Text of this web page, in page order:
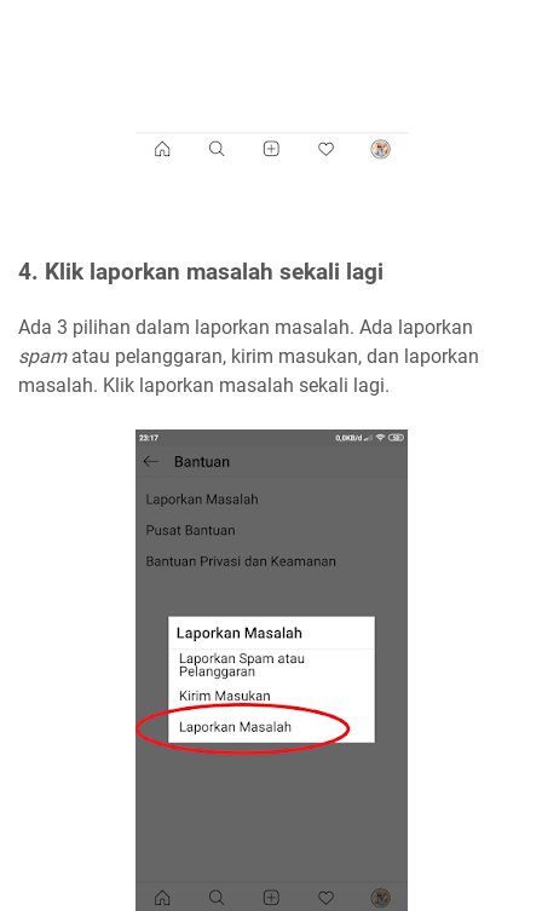
4. Klik laporkan masalah sekali lagi
Ada 3 pilihan dalam laporkan masalah. Ada laporkan
spamatau pelanggaran, kirim masukan, dan laporkan
masalah. Klik laporkan masalah sekali lagi.